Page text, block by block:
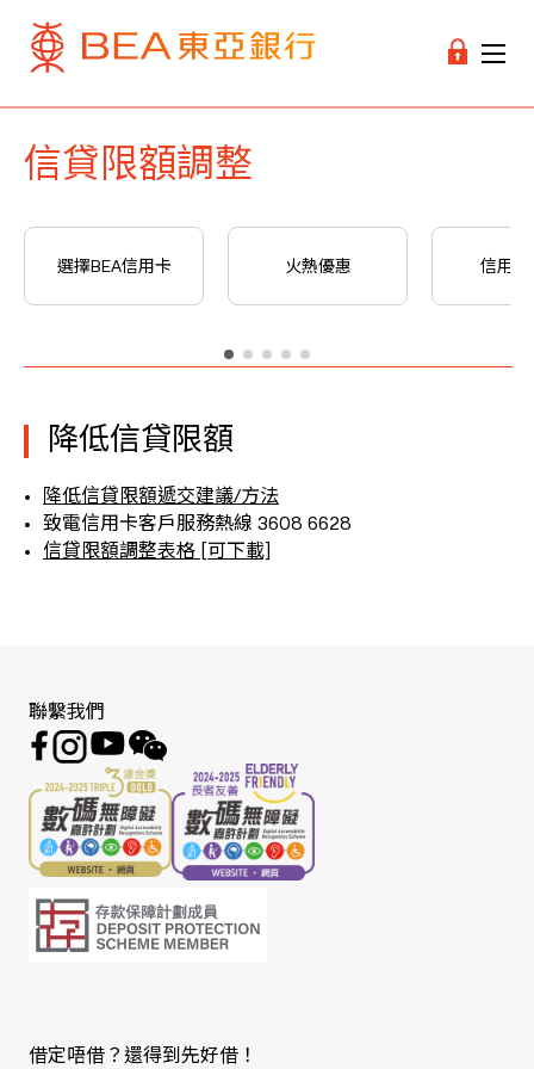
信貸限額調整
選擇BEA信用卡 火熱優惠 信用卡
降低信貸限額
降低信貸限額遞交建議/方法
致電信用卡客戶服務熱線 3608 6628
信貸限額調整表格 [可下載]
聯繫我們
借定唔借？還得到先好借！